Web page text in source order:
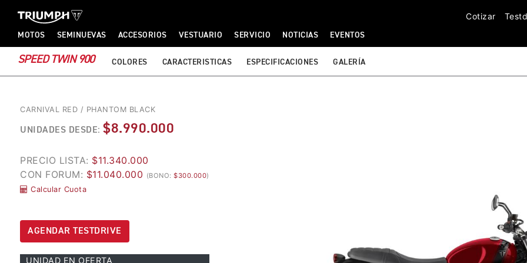
MOTOS SEMINUEVAS ACCESORIOS VESTUARIO SERVICIO NOTICIAS EVENTOS
Cotizar
SPEED TWIN 900 COLORES CARACTERISTICAS ESPECIFICACIONES GALERÍA
CARNIVAL RED / PHANTOM BLACK
UNIDADES DESDE: $8.990.000
PRECIO LISTA: $11.340.000
CON FORUM: $11.040.000 (BONO: $300.000)
Calcular Cuota
AGENDAR TESTDRIVE
UNIDAD EN OFERTA